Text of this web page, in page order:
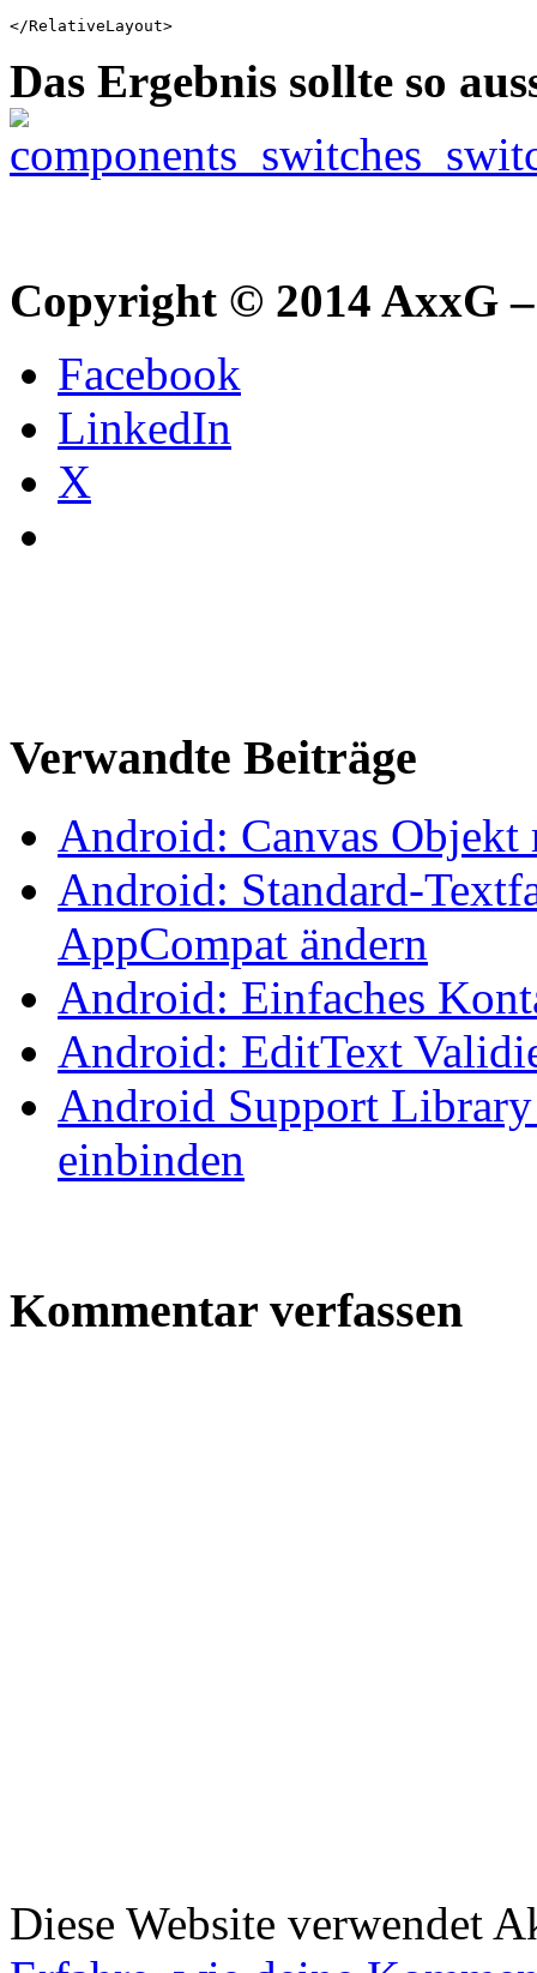
Das Ergebnis sollte so
Copyright © 2014 AxxG
Facebook
LinkedIn
X
Verwandte Beiträge
Android: Canvas Objekt
Android: Standard-
AppCompat ändern
Android: Einfaches
Android: EditText
Android Support
einbinden
Kommentar verfassen
Diese Website verwendet